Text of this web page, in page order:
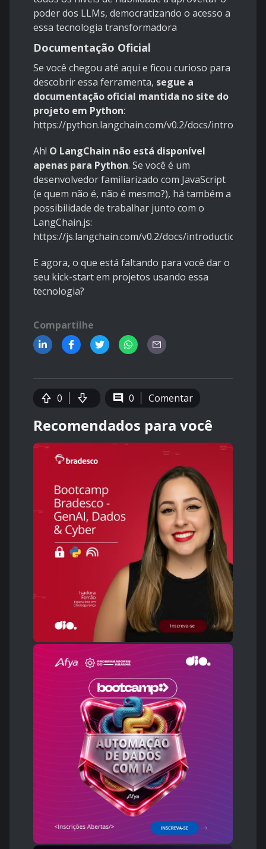
poder dos LLMs, democratizando o acesso a
essa tecnologia transformadora
Documentação Oficial
Se você chegou até aqui e ficou curioso para
descobrir essa ferramenta, segue a
documentação oficial mantida no site do
projeto em Python:
https://python.langchain.com/v0.2/docs/
Ah! O LangChain não está disponível
apenas para Python. Se você é um
desenvolvedor familiarizado com JavaScript
(e quem não é, não é mesmo?), há também a
possibilidade de trabalhar junto com o
LangChain.js:
https://js.langchain.com/v0.2/docs/introduction/
E agora, o que está faltando para você dar o
seu kick-start em projetos usando essa
tecnologia?
Compartilhe
0 0 Comentar
Recomendados para você